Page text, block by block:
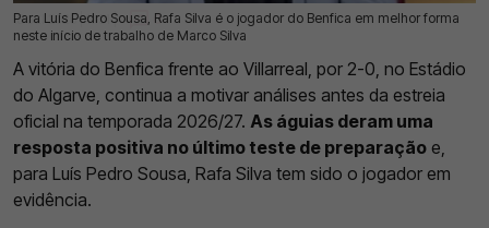
Para Luís Pedro Sousa, Rafa Silva é o jogador do Benfica em melhor forma
neste início de trabalho de Marco Silva
18 Jul 2026 | 11:51 | 0
A vitória do Benfica frente ao Villarreal, por 2-0, no Estádio
do Algarve, continua a motivar análises antes da estreia
oficial na temporada 2026/27. As águias deram uma
resposta positiva no último teste de preparação e,
para Luís Pedro Sousa, Rafa Silva tem sido o jogador em
evidência.